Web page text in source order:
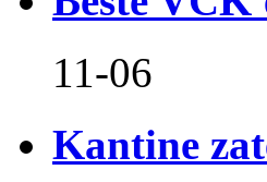
11-06
Kantine